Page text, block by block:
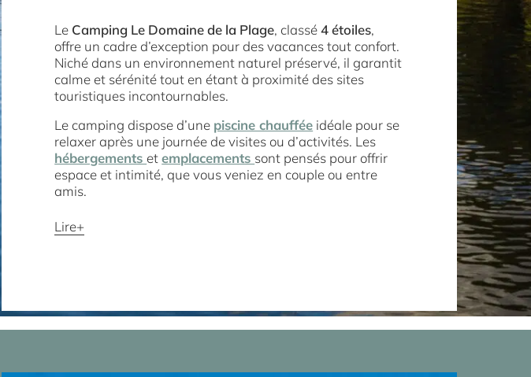
Le Camping Le Domaine de la Plage, classé4 étoiles,
offre un cadre d’exception pour des vacances tout confort.
Niché dans un environnement naturel préservé, il garantit
calme et sérénité tout en étant à proximité des sites
touristiques incontournables.
Le camping dispose d’une piscine chauffée idéale pour se
relaxer après une journée de visites ou d’activités. Les
hébergements etemplacements sont pensés pour offrir
espace et intimité, que vous veniez en couple ou entre
amis.
Lire